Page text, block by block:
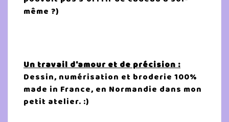
même ?)
Un travail d'amour et de précision :
Dessin, numérisation et broderie 100%
made in France, en Normandie dans mon
petit atelier. :)